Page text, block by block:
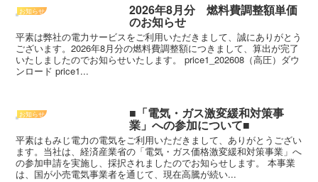
お知らせ 2026年8月分 燃料費調整額単価
のお知らせ
平素は弊社の電力サービスをご利用いただきまして、誠にありがとう
ございます。2026年8月分の燃料費調整額につきまして、算出が完了
いたしましたのでお知らせいたします。 price1_202608（高圧）ダウ
ンロード price1...
お知らせ ■「電気・ガス激変緩和対策事
業」への参加について■
平素はもみじ電力の電気をご利用いただきまして、ありがとうござい
ます。当社は、経済産業省の「電気・ガス価格激変緩和対策事業」へ
の参加申請を実施し、採択されましたのでお知らせします。 本事業
は、国が小売電気事業者を通じて、現在高騰が続い...